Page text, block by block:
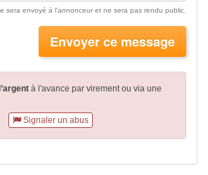
sera envoyé à l'annonceur et ne sera pas rendu public.
Envoyer ce message
à l'avance par virementou via une
Signaler un abus